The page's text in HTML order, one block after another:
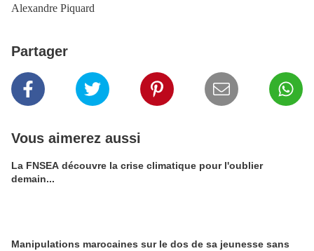
Alexandre Piquard
Partager
Vous aimerez aussi
La FNSEA découvre la crise climatique pour l'oublier
demain...
Manipulations marocaines sur le dos de sa jeunesse sans